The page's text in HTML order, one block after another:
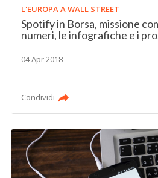
L'EUROPA A WALL STREET
Spotify in Borsa, missione
numeri, le infografiche e i
04 Apr 2018
Condividi